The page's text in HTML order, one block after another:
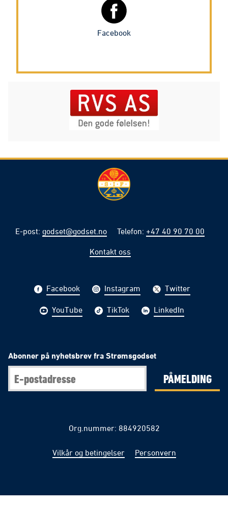
Facebook
E-post: godset@godset.no Telefon: +47 40 90 70 00
Kontakt oss
Facebook Instagram Twitter
YouTube TikTok LinkedIn
Abonner på nyhetsbrev fra Strømsgodset
PÅMELDING
Org.nummer: 884920582
Vilkår og betingelser Personvern